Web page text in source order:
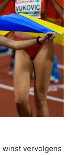
winst vervolgens